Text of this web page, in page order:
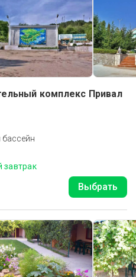
комплекс Привал
бассейн
завтрак
Выбрать